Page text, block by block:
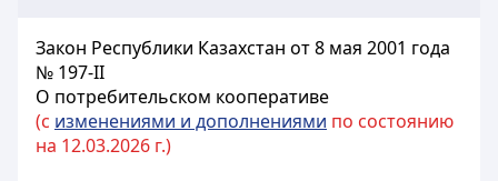
Закон Республики Казахстан от 8 мая 2001 года
№ 197-II
О потребительском кооперативе
(с изменениями и дополнениями по состоянию
на 12.03.2026 г.)